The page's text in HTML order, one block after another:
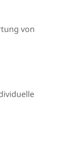
von